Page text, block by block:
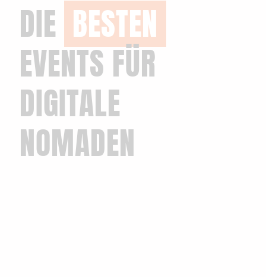
DIE BESTEN
EVENTS FÜR
DIGITALE
NOMADEN